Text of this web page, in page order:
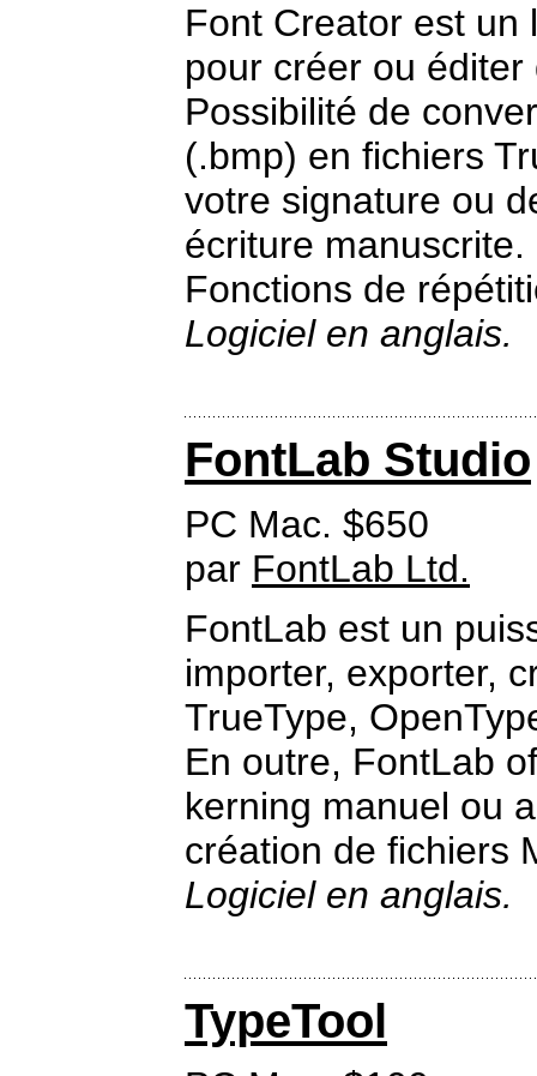
Font Creator est un
pour créer ou
Possibilité de
(.bmp) en fichiers
votre signature ou
écriture manuscrite.
Fonctions de
Logiciel en anglais.
FontLab Studio
PC Mac. $650
par FontLab Ltd.
FontLab est un
importer, exporter,
TrueType,
En outre, FontLab
kerning manuel ou
création de fichiers
Logiciel en anglais.
TypeTool